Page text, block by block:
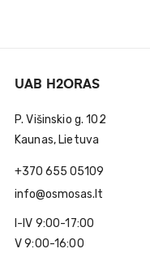
UAB H2ORAS
P. Višinskio g. 102
Kaunas, Lietuva
+370 655 05109
info@osmosas.lt
I-IV 9:00-17:00
V 9:00-16:00